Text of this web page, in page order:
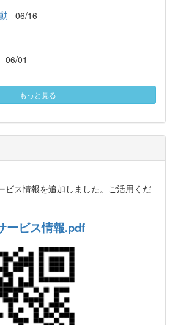
06/16
06/01
もっと見る
ビス情報を追加しました。ご活用くだ
ービス情報.pdf